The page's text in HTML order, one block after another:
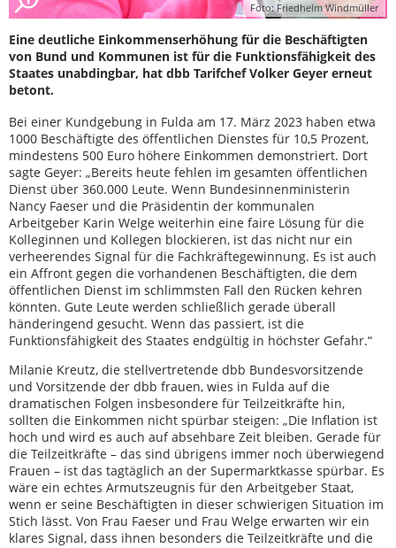
Foto: Friedhelm Windmüller
Eine deutliche Einkommenserhöhung für die Beschäftigten
von Bund und Kommunen ist für die Funktionsfähigkeit des
Staates unabdingbar, hat dbb Tarifchef Volker Geyer erneut
betont.
Bei einer Kundgebung in Fulda am 17. März 2023 haben etwa
1000 Beschäftigte des öffentlichen Dienstes für 10,5 Prozent,
mindestens 500 Euro höhere Einkommen demonstriert. Dort
sagte Geyer: „Bereits heute fehlen im gesamten öffentlichen
Dienst über 360.000 Leute. Wenn Bundesinnenministerin
Nancy Faeser und die Präsidentin der kommunalen
Arbeitgeber Karin Welge weiterhin eine faire Lösung für die
Kolleginnen und Kollegen blockieren, ist das nicht nur ein
verheerendes Signal für die Fachkräftegewinnung. Es ist auch
ein Affront gegen die vorhandenen Beschäftigten, die dem
öffentlichen Dienst im schlimmsten Fall den Rücken kehren
könnten. Gute Leute werden schließlich gerade überall
händeringend gesucht. Wenn das passiert, ist die
Funktionsfähigkeit des Staates endgültig in höchster Gefahr.“
Milanie Kreutz, die stellvertretende dbb Bundesvorsitzende
und Vorsitzende der dbb frauen, wies in Fulda auf die
dramatischen Folgen insbesondere für Teilzeitkräfte hin,
sollten die Einkommen nicht spürbar steigen: „Die Inflation ist
hoch und wird es auch auf absehbare Zeit bleiben. Gerade für
die Teilzeitkräfte – das sind übrigens immer noch überwiegend
Frauen – ist das tagtäglich an der Supermarktkasse spürbar. Es
wäre ein echtes Armutszeugnis für den Arbeitgeber Staat,
wenn er seine Beschäftigten in dieser schwierigen Situation im
Stich lässt. Von Frau Faeser und Frau Welge erwarten wir ein
klares Signal, dass ihnen besonders die Teilzeitkräfte und die